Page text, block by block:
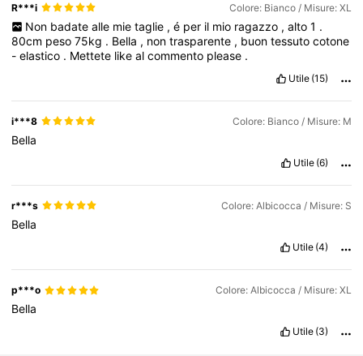
R***i Colore: Bianco / Misure: XL
Non badate alle mie taglie , é per il mio ragazzo , alto 1 .
80cm peso75kg . Bella , nontrasparente , buontessutocotone
-elastico . Mettete likealcommento please .
Utile (15)
i***8 Colore: Bianco / Misure: M
Bella
Utile (6)
r***s Colore: Albicocca / Misure: S
Bella
Utile (4)
p***o Colore: Albicocca / Misure: XL
Bella
Utile (3)